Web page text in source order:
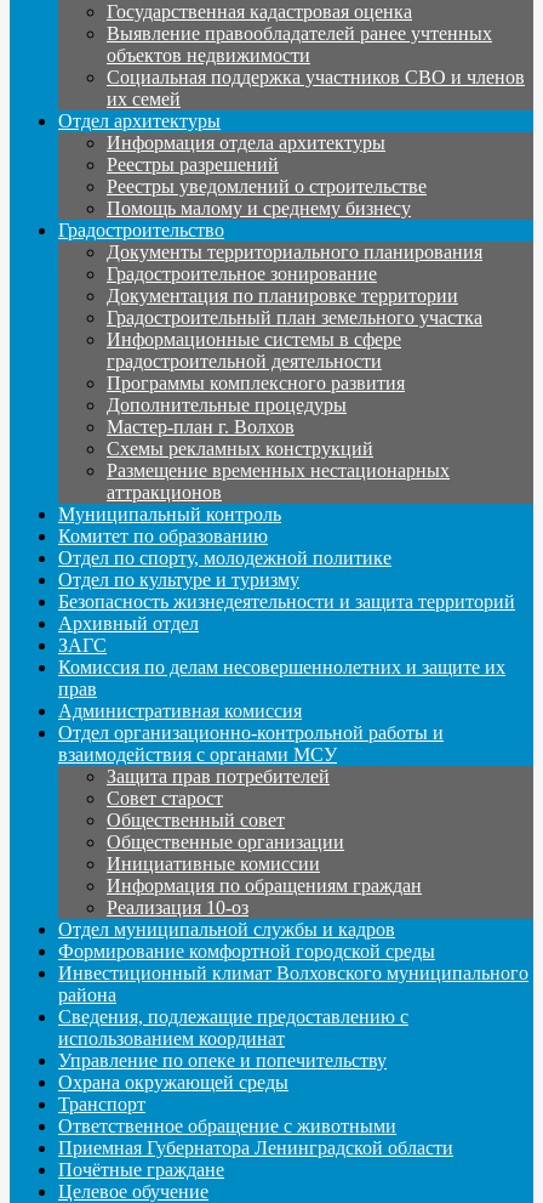
Государственная кадастровая оценка
Выявление правообладателей ранее учтенных
объектов недвижимости
Социальная поддержка участников СВО и членов
их семей
Отдел архитектуры
Информация отдела архитектуры
Реестры разрешений
Реестры уведомлений о строительстве
Помощь малому и среднему бизнесу
Градостроительство
Документы территориального планирования
Градостроительное зонирование
Документация по планировке территории
Градостроительный план земельного участка
Информационные системы в сфере
градостроительной деятельности
Программы комплексного развития
Дополнительные процедуры
Мастер-план г. Волхов
Схемы рекламных конструкций
Размещение временных нестационарных
аттракционов
Муниципальный контроль
Комитет по образованию
Отдел по спорту, молодежной политике
Отдел по культуре и туризму
Безопасность жизнедеятельности и защита территорий
Архивный отдел
ЗАГС
Комиссия по делам несовершеннолетних и защите их
прав
Административная комиссия
Отдел организационно-контрольной работы и
взаимодействия с органами МСУ
Защита прав потребителей
Совет старост
Общественный совет
Общественные организации
Инициативные комиссии
Информация по обращениям граждан
Реализация 10-оз
Отдел муниципальной службы и кадров
Формирование комфортной городской среды
Инвестиционный климат Волховского муниципального
района
Сведения, подлежащие предоставлению с
использованием координат
Управление по опеке и попечительству
Охрана окружающей среды
Транспорт
Ответственное обращение с животными
Приемная Губернатора Ленинградской области
Почётные граждане
Целевое обучение